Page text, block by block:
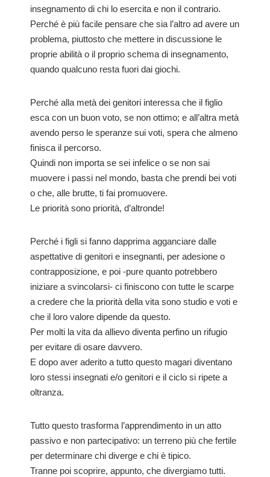
insegnamento di chi lo esercita e non il contrario.
Perché è più facile pensare che sia l’altro ad avere un
problema, piuttosto che mettere in discussione le
proprie abilità o il proprio schema di insegnamento,
quando qualcuno resta fuori dai giochi.
Perché alla metà dei genitori interessa che il figlio
esca con un buon voto, se non ottimo; e all’altra metà
avendo perso le speranze sui voti, spera che almeno
finisca il percorso.
Quindi non importa se sei infelice o se non sai
muovere i passi nel mondo, basta che prendi bei voti
o che, alle brutte, ti fai promuovere.
Le priorità sono priorità, d’altronde!
Perché i figli si fanno dapprima agganciare dalle
aspettative di genitori e insegnanti, per adesione o
contrapposizione, e poi -pure quanto potrebbero
iniziare a svincolarsi- ci finiscono con tutte le scarpe
a credere che la priorità della vita sono studio e voti e
che il loro valore dipende da questo.
Per molti la vita da allievo diventa perfino un rifugio
per evitare di osare davvero.
E dopo aver aderito a tutto questo magari diventano
loro stessi insegnati e/o genitori e il ciclo si ripete a
oltranza.
Tutto questo trasforma l’apprendimento in un atto
passivo e non partecipativo: un terreno più che fertile
per determinare chi diverge e chi è tipico.
Tranne poi scoprire, appunto, che divergiamo tutti.